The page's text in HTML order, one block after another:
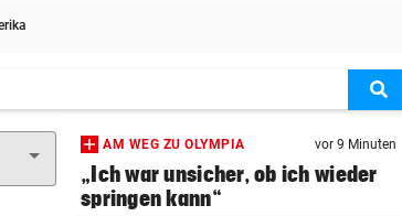
AM WEG ZU OLYMPIA vor 9 Minuten
„Ich war unsicher, ob ich wieder
springen kann“